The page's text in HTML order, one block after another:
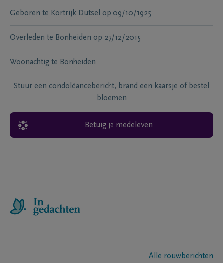
Geboren te Kortrijk Dutsel op 09/10/1925
Overleden te Bonheiden op 27/12/2015
Woonachtig te Bonheiden
Stuur een condoléancebericht, brand een kaarsje of bestel
bloemen
Betuig je medeleven
Alle rouwberichten